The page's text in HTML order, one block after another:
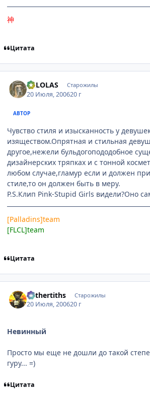
神
Цитата
DELOLAS Старожилы
20 Июля, 200620 г
АВТОР
Чувство стиля и изысканность у
изяществом.Опрятная и стильная
другое,нежели бульдогопододобное
дизайнерских тряпках и с тонной
любом случае,гламур если и должен
стиле,то он должен быть в меру.
P.S.Клип Pink-Stupid Girls видели?Оно
[Palladins]team
[FLCL]team
Цитата
Mithertiths Старожилы
20 Июля, 200620 г
Невинный
Просто мы еще не дошли до такой
гуру... =)
Цитата